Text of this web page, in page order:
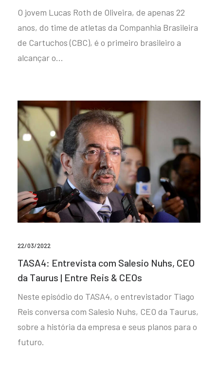
O jovem Lucas Roth de Oliveira, de apenas 22
anos, do time de atletas da Companhia Brasileira
de Cartuchos (CBC), é o primeiro brasileiro a
alcançar o…
22/03/2022
TASA4: Entrevista com Salesio Nuhs, CEO
da Taurus | Entre Reis & CEOs
Neste episódio do TASA4, o entrevistador Tiago
Reis conversa com Salesio Nuhs, CEO da Taurus,
sobre a história da empresa e seus planos para o
futuro.